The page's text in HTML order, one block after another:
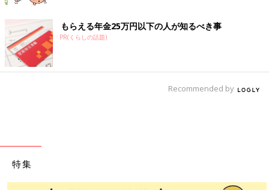
もらえる年金25万円以下の人が知るべき事
PR(くらしの話題)
Recommended by
特集